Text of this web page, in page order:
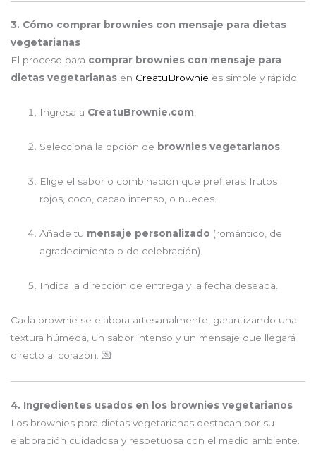
3. Cómo comprar brownies con mensaje para dietas
vegetarianas
El proceso para comprar brownies con mensaje para
dietas vegetarianas en CreatuBrownie es simple y rápido:
Ingresa a CreatuBrownie.com.
Selecciona la opción de brownies vegetarianos.
Elige el sabor o combinación que prefieras: frutos
rojos, coco, cacao intenso, o nueces.
Añade tu mensaje personalizado (romántico, de
agradecimiento o de celebración).
Indica la dirección de entrega y la fecha deseada.
Cada brownie se elabora artesanalmente, garantizando una
textura húmeda, un sabor intenso y un mensaje que llegará
directo al corazón. 💌
4. Ingredientes usados en los brownies vegetarianos
Los brownies para dietas vegetarianas destacan por su
elaboración cuidadosa y respetuosa con el medio ambiente.